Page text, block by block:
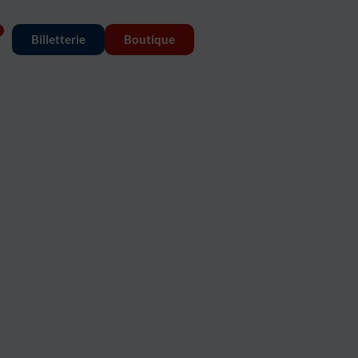
Billetterie Boutique